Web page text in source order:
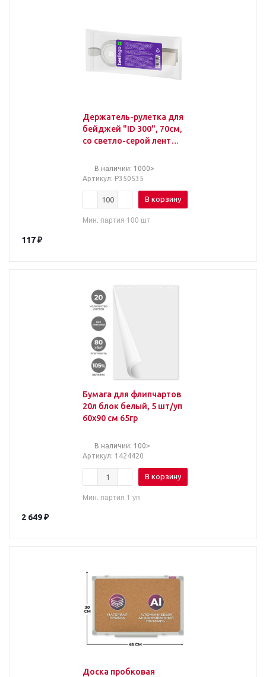
Держатель-рулетка для
бейджей "ID 300", 70см,
со светло-серой лентой
В наличии: 1000>
Артикул: Р350535
В корзину
Мин. партия 100 шт
117₽
Бумага для флипчартов
20л блок белый, 5 шт/уп
60х90 см 65гр
В наличии: 100>
Артикул: 1424420
В корзину
Мин. партия 1 уп
2 649₽
Доска пробковая